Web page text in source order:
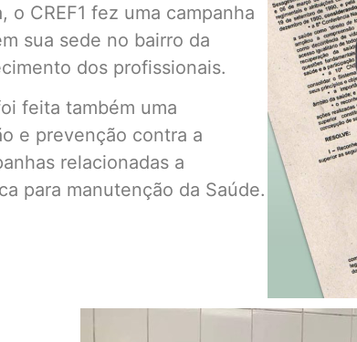
CREF1 fez uma campanha
sua sede no bairro da
dos profissionais.
feita também uma
e prevenção contra a
relacionadas a
para manutenção da Saúde.